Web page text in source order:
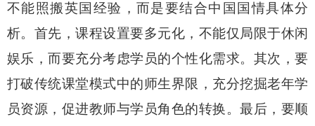
不能照搬英国经验，而是要结合中国国情具体分
析。首先，课程设置要多元化，不能仅局限于休闲
娱乐，而要充分考虑学员的个性化需求。其次，要
打破传统课堂模式中的师生界限，充分挖掘老年学
员资源，促进教师与学员角色的转换。最后，要顺